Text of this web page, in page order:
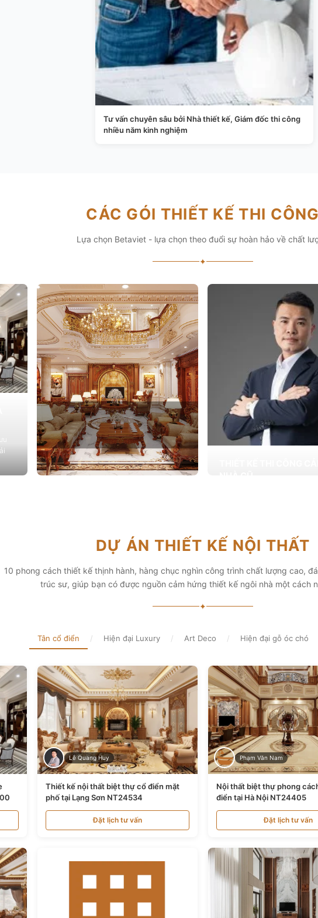
Tư vấn chuyên sâu bởi Nhà thiết kế, Giám đốc thi công
nhiều năm kinh nghiệm
CÁC GÓI THIẾT KẾ THI CÔNG
Lựa chọn Betaviet - lựa chọn theo đuổi sự hoàn hảo về chất
✦
Xem chi tiết
DỰ ÁN THIẾT KẾ NỘI THẤT
10 phong cách thiết kế thịnh hành, hàng chục nghìn công trình chất lượng cao,
trúc sư, giúp bạn có được nguồn cảm hứng thiết kế ngôi nhà một cách
✦
Tân cổ điển / Hiện đại Luxury / Art Deco / Hiện đại gỗ óc chó
Lê Quang Huy
Thiết kế nội thất biệt thự cổ điển mặt
phố tại Lạng Sơn NT24534
Đặt lịch tư vấn
Phạm Văn Nam
Nội thất biệt thự phong
điển tại Hà Nội NT24405
Đặt lịch tư vấn